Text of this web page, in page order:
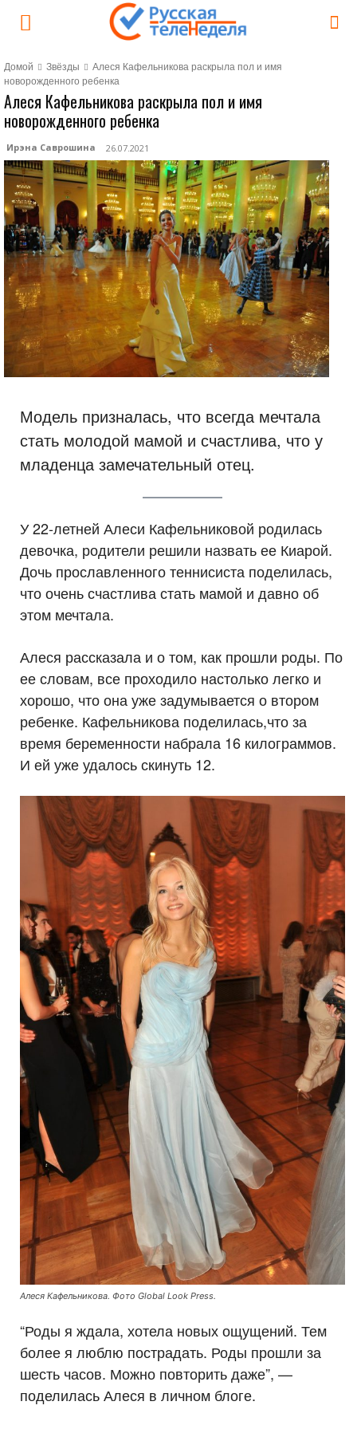
Домой Звёзды
Алеся Кафельникова раскрыла пол и имя
новорожденного ребенка
Алеся Кафельникова раскрыла пол и имя
новорожденного ребенка
Ирэна Саврошина 26.07.2021
Модель призналась, что всегда мечтала
стать молодой мамой и счастлива, что у
младенца замечательный отец.
У 22-летней Алеси Кафельниковой родилась
девочка, родители решили назвать ее Киарой.
Дочь прославленного теннисиста поделилась,
что очень счастлива стать мамой и давно об
этом мечтала.
Алеся рассказала и о том, как прошли роды. По
ее словам, все проходило настолько легко и
хорошо, что она уже задумывается о втором
ребенке. Кафельникова поделилась,что за
время беременности набрала 16 килограммов.
И ей уже удалось скинуть 12.
Алеся Кафельникова. Фото Global Look Press.
“Роды я ждала, хотела новых ощущений. Тем
более я люблю пострадать. Роды прошли за
шесть часов. Можно повторить даже”, —
поделилась Алеся в личном блоге.